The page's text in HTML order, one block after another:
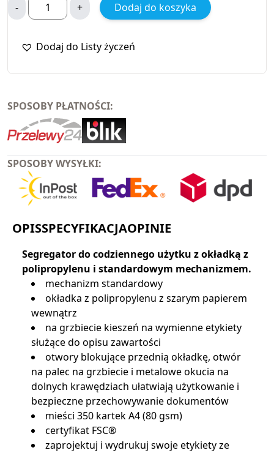
- + Dodaj do koszyka
Dodaj do Listy życzeń
SPOSOBY PŁATNOŚCI:
SPOSOBY WYSYŁKI:
OPISSPECYFIKACJAOPINIE
Segregator do codziennego użytku z okładką z
polipropylenu i standardowym mechanizmem.
mechanizm standardowy
okładka z polipropylenu z szarym papierem
wewnątrz
na grzbiecie kieszeń na wymienne etykiety
służące do opisu zawartości
otwory blokujące przednią okładkę, otwór
na palec na grzbiecie i metalowe okucia na
dolnych krawędziach ułatwiają użytkowanie i
bezpieczne przechowywanie dokumentów
mieści 350 kartek A4 (80 gsm)
certyfikat FSC®
zaprojektuj i wydrukuj swoje etykiety ze